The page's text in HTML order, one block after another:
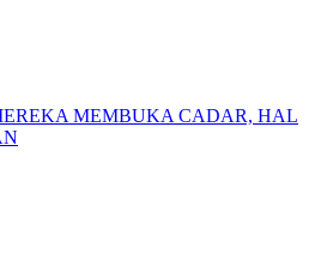
MEMBUKA CADAR, HAL